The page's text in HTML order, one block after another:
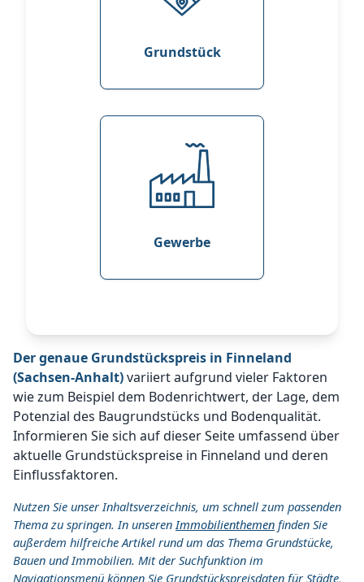
Grundstück
Gewerbe
Der genaue Grundstückspreis in Finneland
(Sachsen-Anhalt)variiert aufgrund vieler Faktoren
wie zum Beispiel dem Bodenrichtwert, der Lage, dem
Potenzial des Baugrundstücks und Bodenqualität.
Informieren Sie sich auf dieser Seite umfassend über
aktuelle Grundstückspreise in Finneland und deren
Einflussfaktoren.
Nutzen Sie unser Inhaltsverzeichnis, um schnell zum passenden
Thema zu springen. In unserenImmobilienthemen finden Sie
außerdem hilfreiche Artikel rund um das Thema Grundstücke,
Bauen und Immobilien. Mit der Suchfunktion im
Navigationsmenü können Sie Grundstückspreisdaten für Städte,